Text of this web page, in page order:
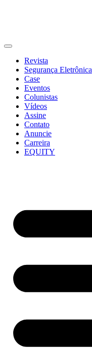
Revista
Segurança Eletrônica
Case
Eventos
Colunistas
Vídeos
Assine
Contato
Anuncie
Carreira
EQUITY